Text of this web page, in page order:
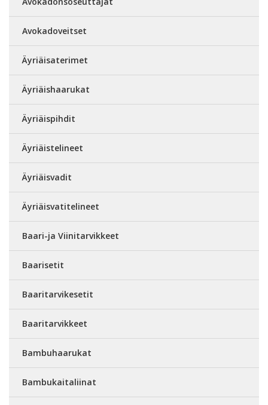
Avokadoveitset
Äyriäisaterimet
Äyriäishaarukat
Äyriäispihdit
Äyriäistelineet
Äyriäisvadit
Äyriäisvatitelineet
Baari-ja Viinitarvikkeet
Baarisetit
Baaritarvikesetit
Baaritarvikkeet
Bambuhaarukat
Bambukaitaliinat